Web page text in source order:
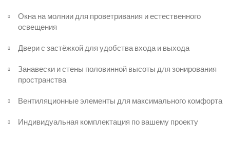
Окна на молнии для проветривания и естественного
освещения
Двери с застёжкой для удобства входа и выхода
Занавески и стены половинной высоты для зонирования
пространства
Вентиляционные элементы для максимального комфорта
Индивидуальная комплектация по вашему проекту